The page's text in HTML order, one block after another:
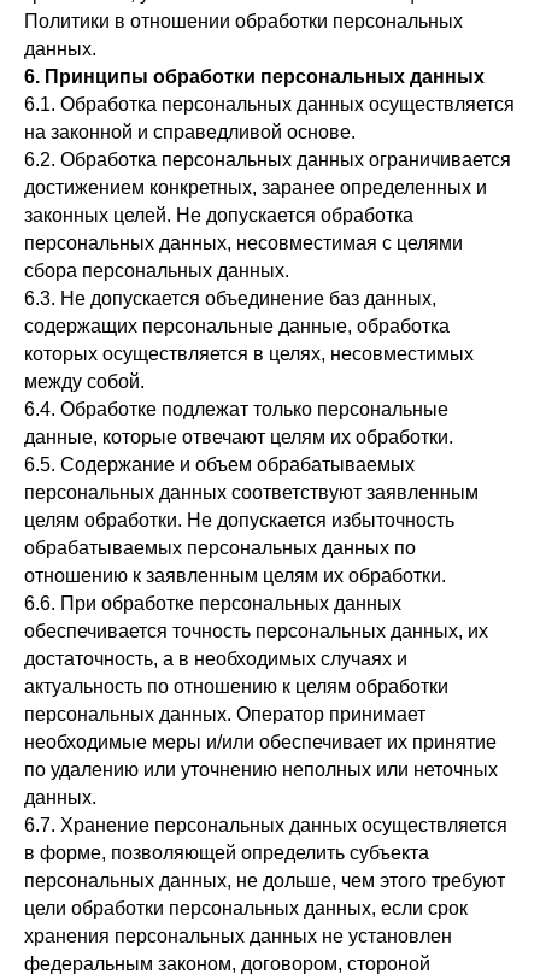
Политики в отношении обработки персональных
данных.
6. Принципы обработки персональных данных
6.1. Обработка персональных данных осуществляется
на законной и справедливой основе.
6.2. Обработка персональных данных ограничивается
достижением конкретных, заранее определенных и
законных целей. Не допускается обработка
персональных данных, несовместимая с целями
сбора персональных данных.
6.3. Не допускается объединение баз данных,
содержащих персональные данные, обработка
которых осуществляется в целях, несовместимых
между собой.
6.4. Обработке подлежат только персональные
данные, которые отвечают целям их обработки.
6.5. Содержание и объем обрабатываемых
персональных данных соответствуют заявленным
целям обработки. Не допускается избыточность
обрабатываемых персональных данных по
отношению к заявленным целям их обработки.
6.6. При обработке персональных данных
обеспечивается точность персональных данных, их
достаточность, а в необходимых случаях и
актуальность по отношению к целям обработки
персональных данных. Оператор принимает
необходимые меры и/или обеспечивает их принятие
по удалению или уточнению неполных или неточных
данных.
6.7. Хранение персональных данных осуществляется
в форме, позволяющей определить субъекта
персональных данных, не дольше, чем этого требуют
цели обработки персональных данных, если срок
хранения персональных данных не установлен
федеральным законом, договором, стороной